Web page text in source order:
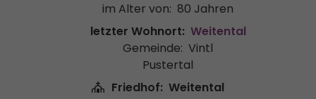
im Alter von: 80 Jahren
letzter Wohnort: Weitental
Gemeinde: Vintl
Pustertal
Friedhof: Weitental